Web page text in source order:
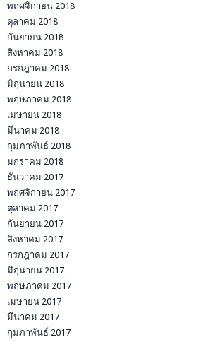
พฤศจิกายน 2018
ตุลาคม 2018
กันยายน 2018
สิงหาคม 2018
กรกฎาคม 2018
มิถุนายน 2018
พฤษภาคม 2018
เมษายน 2018
มีนาคม 2018
กุมภาพันธ์ 2018
มกราคม 2018
ธันวาคม 2017
พฤศจิกายน 2017
ตุลาคม 2017
กันยายน 2017
สิงหาคม 2017
กรกฎาคม 2017
มิถุนายน 2017
พฤษภาคม 2017
เมษายน 2017
มีนาคม 2017
กุมภาพันธ์ 2017